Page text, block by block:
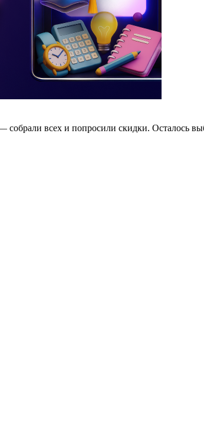
всех и попросили скидки. Осталось